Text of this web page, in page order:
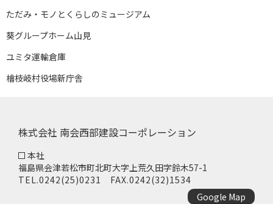
ただみ・モノとくらしのミュージアム
葵グループホーム山見
ユミタ運輸倉庫
檜枝岐村役場新庁舎
株式会社 南会西部建設コーポレーション
本社
福島県会津若松市町北町大字上荒久田字鈴木57-1
TEL.0242(25)0231 FAX.0242(32)1534
Google Map